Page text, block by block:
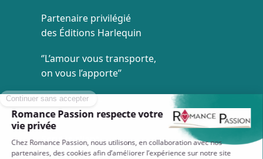
Partenaire privilégié
des Éditions Harlequin
‘’L’amour vous transporte,
on vous l’apporte’’
Livraison à 1€
Dès 35€ d'achat
Service client
7/7 de 8h à 20h